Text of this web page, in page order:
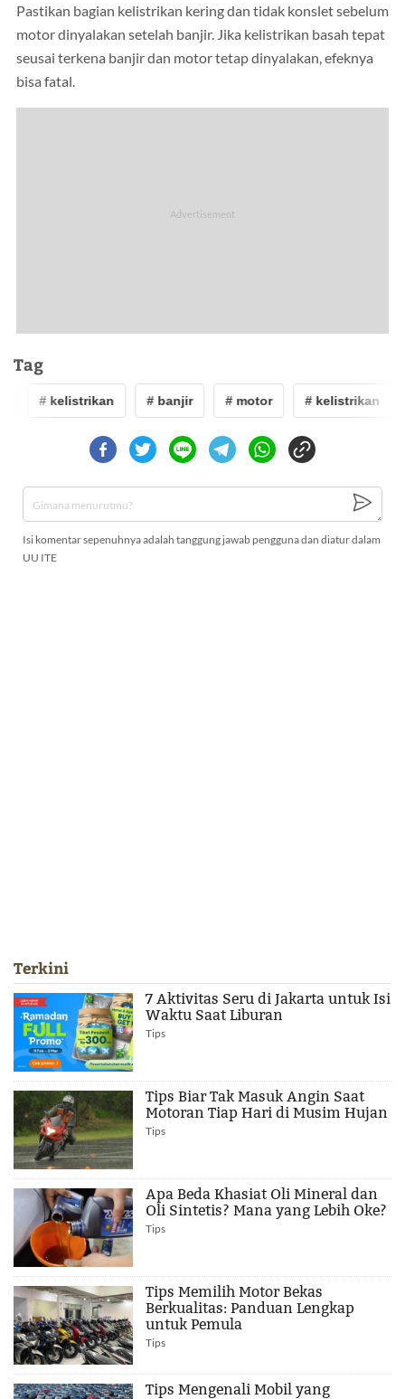
Pastikan bagian kelistrikan kering dan tidak konslet sebelum
motor dinyalakan setelah banjir. Jika kelistrikan basah tepat
seusai terkena banjir dan motor tetap dinyalakan, efeknya
bisa fatal.
Tag
# kelistrikan # banjir # motor # kelistrikan
Isi komentar sepenuhnya adalah tanggung jawab pengguna dan diatur dalam
UU ITE
Terkini
7 Aktivitas Seru di Jakarta untuk Isi
Waktu Saat Liburan
Tips
Tips Biar Tak Masuk Angin Saat
Motoran Tiap Hari di Musim Hujan
Tips
Apa Beda Khasiat Oli Mineral dan
Oli Sintetis? Mana yang Lebih Oke?
Tips
Tips Memilih Motor Bekas
Berkualitas: Panduan Lengkap
untuk Pemula
Tips
Tips Mengenali Mobil yang